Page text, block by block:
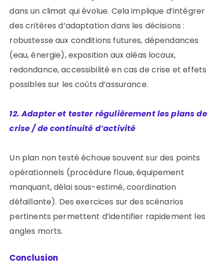
dans un climat qui évolue. Cela implique d’intégrer
des critères d’adaptation dans les décisions :
robustesse aux conditions futures, dépendances
(eau, énergie), exposition aux aléas locaux,
redondance, accessibilité en cas de crise et effets
possibles sur les coûts d’assurance.
12. Adapter et tester régulièrement les plans de
crise / de continuité d’activité
Un plan non testé échoue souvent sur des points
opérationnels (procédure floue, équipement
manquant, délai sous-estimé, coordination
défaillante). Des exercices sur des scénarios
pertinents permettent d’identifier rapidement les
angles morts.
Conclusion